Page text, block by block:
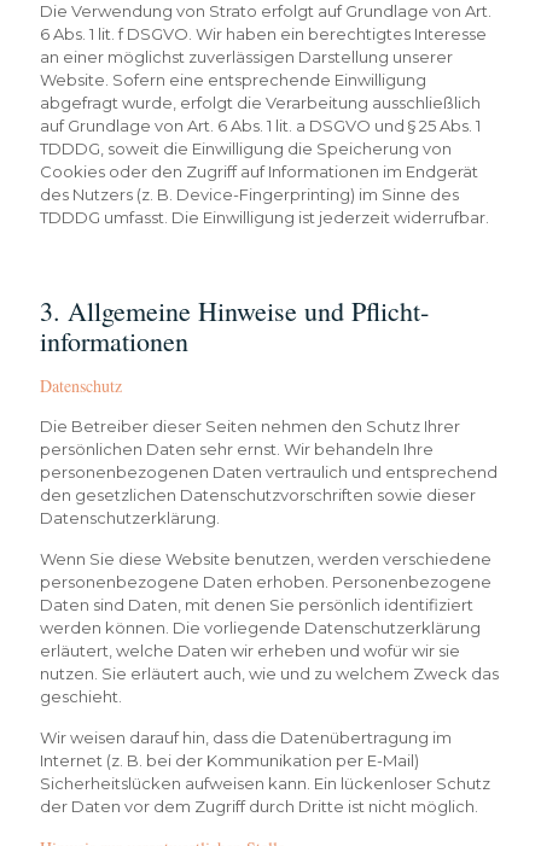
Die Verwendung von Strato erfolgt auf Grundlage von Art.
6 Abs. 1 lit. f DSGVO. Wir haben ein berechtigtes Interesse
an einer möglichst zuverlässigen Darstellung unserer
Website. Sofern eine entsprechende Einwilligung
abgefragt wurde, erfolgt die Verarbeitung ausschließlich
auf Grundlage von Art. 6 Abs. 1 lit. a DSGVO und § 25 Abs. 1
TDDDG, soweit die Einwilligung die Speicherung von
Cookies oder den Zugriff auf Informationen im Endgerät
des Nutzers (z. B. Device-Fingerprinting) im Sinne des
TDDDG umfasst. Die Einwilligung ist jederzeit widerrufbar.
3. Allgemeine Hinweise und Pflicht­
informationen
Datenschutz
Die Betreiber dieser Seiten nehmen den Schutz Ihrer
persönlichen Daten sehr ernst. Wir behandeln Ihre
personenbezogenen Daten vertraulich und entsprechend
den gesetzlichen Datenschutzvorschriften sowie dieser
Datenschutzerklärung.
Wenn Sie diese Website benutzen, werden verschiedene
personenbezogene Daten erhoben. Personenbezogene
Daten sind Daten, mit denen Sie persönlich identifiziert
werden können. Die vorliegende Datenschutzerklärung
erläutert, welche Daten wir erheben und wofür wir sie
nutzen. Sie erläutert auch, wie und zu welchem Zweck das
geschieht.
Wir weisen darauf hin, dass die Datenübertragung im
Internet (z. B. bei der Kommunikation per E-Mail)
Sicherheitslücken aufweisen kann. Ein lückenloser Schutz
der Daten vor dem Zugriff durch Dritte ist nicht möglich.